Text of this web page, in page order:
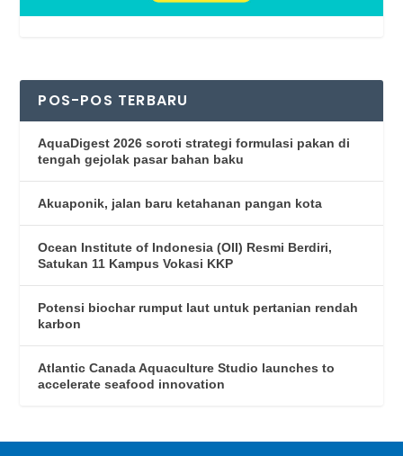
POS-POS TERBARU
AquaDigest 2026 soroti strategi formulasi pakan di
tengah gejolak pasar bahan baku
Akuaponik, jalan baru ketahanan pangan kota
Ocean Institute of Indonesia (OII) Resmi Berdiri,
Satukan 11 Kampus Vokasi KKP
Potensi biochar rumput laut untuk pertanian rendah
karbon
Atlantic Canada Aquaculture Studio launches to
accelerate seafood innovation